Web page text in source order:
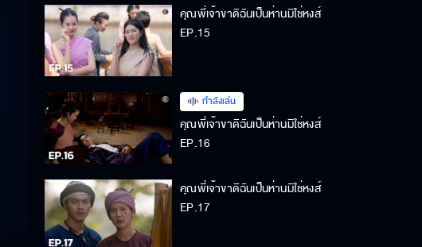
คุณพี่เจ้าขาดิฉันเป็นห่านมิใช่หงส์
EP.15
กำลังเล่น
คุณพี่เจ้าขาดิฉันเป็นห่านมิใช่หงส์
EP.16
คุณพี่เจ้าขาดิฉันเป็นห่านมิใช่หงส์
EP.17